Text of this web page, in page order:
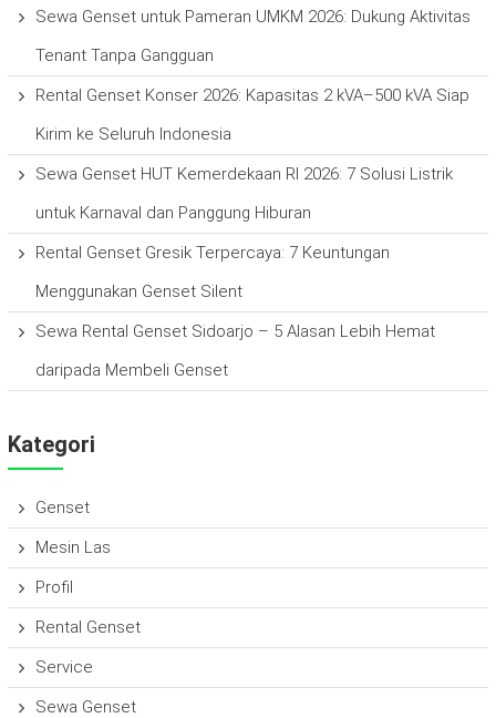
Sewa Genset untuk Pameran UMKM 2026: Dukung Aktivitas
Tenant Tanpa Gangguan
Rental Genset Konser 2026: Kapasitas 2 kVA–500 kVA Siap
Kirim ke Seluruh Indonesia
Sewa Genset HUT Kemerdekaan RI 2026: 7 Solusi Listrik
untuk Karnaval dan Panggung Hiburan
Rental Genset Gresik Terpercaya: 7 Keuntungan
Menggunakan Genset Silent
Sewa Rental Genset Sidoarjo – 5 Alasan Lebih Hemat
daripada Membeli Genset
Kategori
Genset
Mesin Las
Profil
Rental Genset
Service
Sewa Genset